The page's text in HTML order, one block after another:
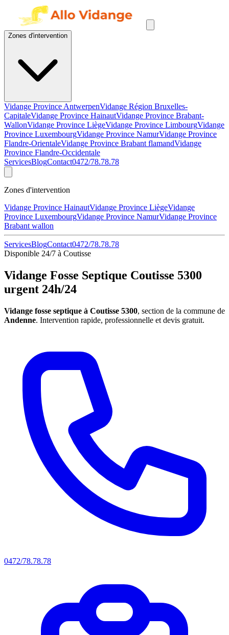
Zones d'intervention
Vidange Province AntwerpenVidange Région Bruxelles-
CapitaleVidange Province HainautVidange Province Brabant-
WallonVidange Province LiègeVidange Province LimbourgVidange
Province LuxembourgVidange Province NamurVidange Province
Flandre-OrientaleVidange Province Brabant flamandVidange
Province Flandre-Occidentale
ServicesBlogContact0472/78.78.78
Zones d'intervention
Vidange Province HainautVidange Province LiègeVidange
Province LuxembourgVidange Province NamurVidange Province
Brabant wallon
ServicesBlogContact0472/78.78.78
Disponible 24/7 à Coutisse
Vidange Fosse Septique Coutisse 5300
urgent 24h/24
Vidange fosse septique à Coutisse 5300, section de la commune de
Andenne. Intervention rapide, professionnelle et devis gratuit.
0472/78.78.78